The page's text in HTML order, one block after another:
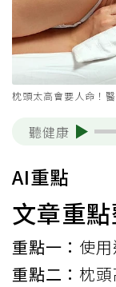
枕頭太高會要人命！
聽健康
AI重點
文章重點
重點一： 使
重點二： 枕